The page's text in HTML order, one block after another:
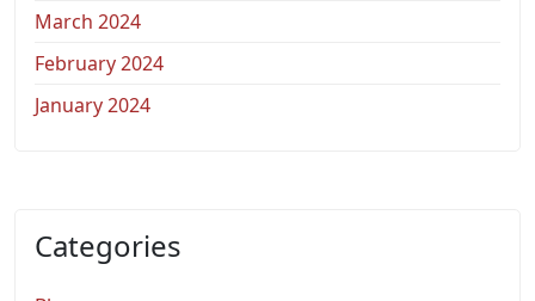
March 2024
February 2024
January 2024
Categories